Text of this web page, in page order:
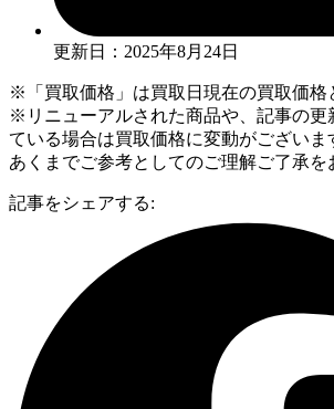
更新日：2025年8月24日
※「買取価格」は買取日現在の買取価格
※リニューアルされた商品や、記事の更
ている場合は買取価格に変動がございま
あくまでご参考としてのご理解ご了承を
記事をシェアする: